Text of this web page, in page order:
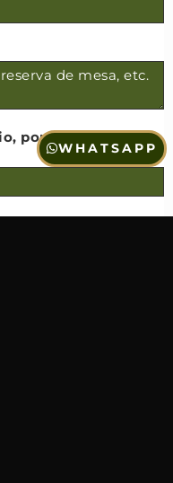
por favor indique
WHATSAPP